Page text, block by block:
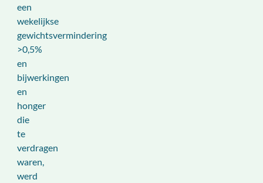
een
wekelijkse
gewichtsvermindering
>0,5%
en
bijwerkingen
en
honger
die
te
verdragen
waren,
werd